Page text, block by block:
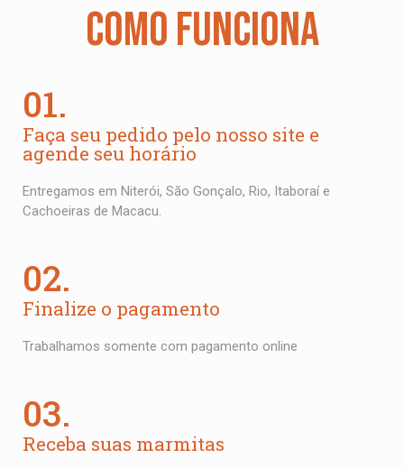
COMO FUNCIONA
01.
Faça seu pedido pelo nosso site e
agende seu horário
Entregamos em Niterói, São Gonçalo, Rio, Itaboraí e
Cachoeiras de Macacu.
02.
Finalize o pagamento
Trabalhamos somente com pagamento online
03.
Receba suas marmitas